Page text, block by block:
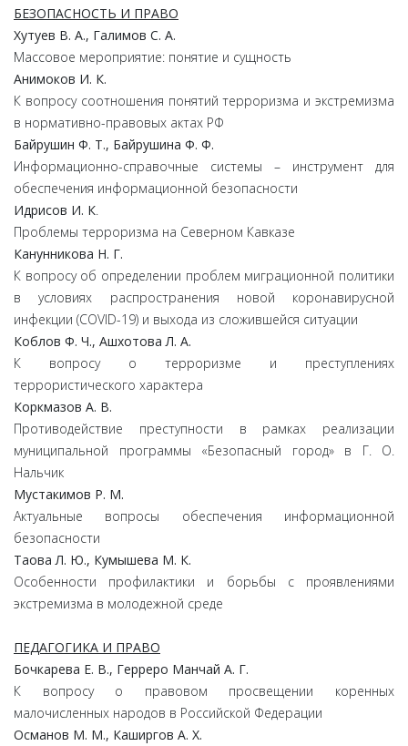
БЕЗОПАСНОСТЬ И ПРАВО
Хутуев В. А., Галимов С. А.
Массовое мероприятие: понятие и сущность
Анимоков И. К.
К вопросу соотношения понятий терроризма и экстремизма
в нормативно-правовых актах РФ
Байрушин Ф. Т., Байрушина Ф. Ф.
Информационно-справочные системы – инструмент для
обеспечения информационной безопасности
Идрисов И. К
Проблемы терроризма на Северном Кавказе
Канунникова Н. Г.
К вопросу об определении проблем миграционной политики
в условиях распространения новой коронавирусной
инфекции (COVID-19) и выхода из сложившейся ситуации
Коблов Ф. Ч., Ашхотова Л. А.
К вопросу о терроризме и преступлениях
террористического характера
Коркмазов А. В.
Противодействие преступности в рамках реализации
муниципальной программы «Безопасный город» в Г. О.
Нальчик
Мустакимов Р. М.
Актуальные вопросы обеспечения информационной
безопасности
Таова Л. Ю., Кумышева М. К.
Особенности профилактики и борьбы с проявлениями
экстремизма в молодежной среде
ПЕДАГОГИКА И ПРАВО
Бочкарева Е. В., Герреро Манчай А. Г.
К вопросу о правовом просвещении коренных
малочисленных народов в Российской Федерации
Османов М. М., Каширгов А. Х.